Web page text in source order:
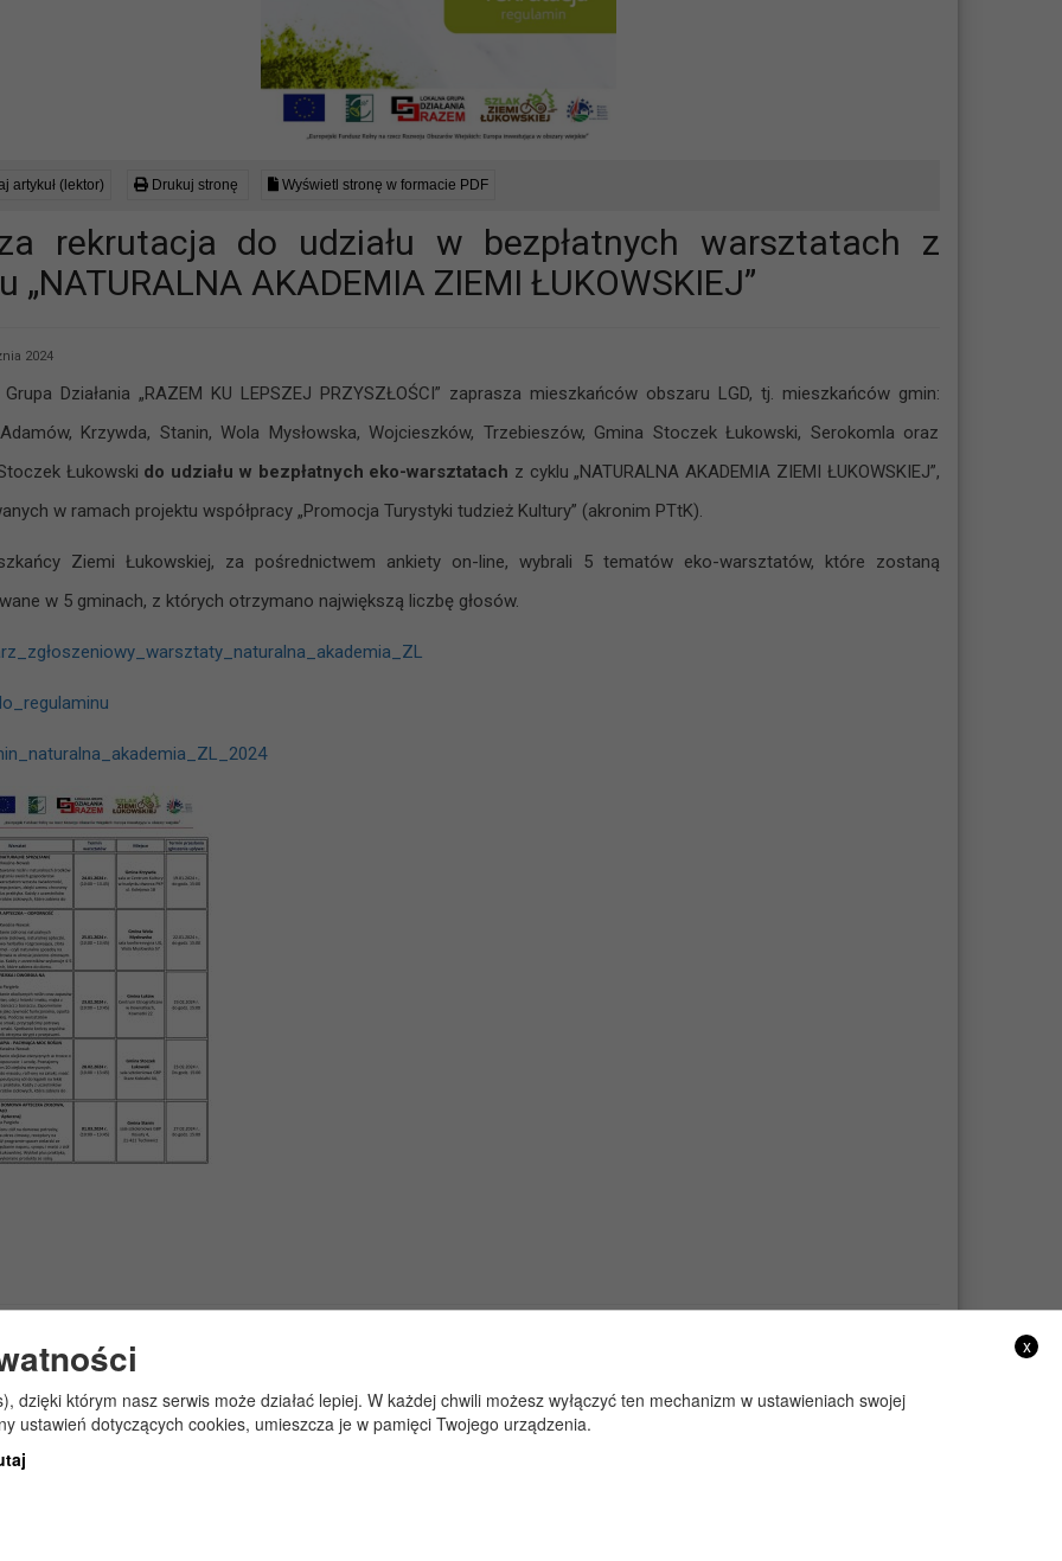
artykuł (lektor) Drukuj stronę Wyświetl stronę w formacie PDF
rekrutacja do udziału w bezpłatnych warsztatach z
„NATURALNA AKADEMIA ZIEMI ŁUKOWSKIEJ”
2024
Działania „RAZEM KU LEPSZEJ PRZYSZŁOŚCI” zaprasza mieszkańców obszaru LGD, tj. mieszkańców gmin:
Krzywda, Stanin, Wola Mysłowska, Wojcieszków, Trzebieszów, Gmina Stoczek Łukowski, Serokomla oraz
Łukowski do udziału w bezpłatnych eko-warsztatach z cyklu „NATURALNA AKADEMIA ZIEMI ŁUKOWSKIEJ”,
w ramach projektu współpracy „Promocja Turystyki tudzież Kultury” (akronim PTtK).
Ziemi Łukowskiej, za pośrednictwem ankiety on-line, wybrali 5 tematów eko-warsztatów, które zostaną
w 5 gminach, z których otrzymano największą liczbę głosów.
x
dzięki którym nasz serwis może działać lepiej. W każdej chwili możesz wyłączyć ten mechanizm w ustawieniach swojej
ustawień dotyczących cookies, umieszcza je w pamięci Twojego urządzenia.